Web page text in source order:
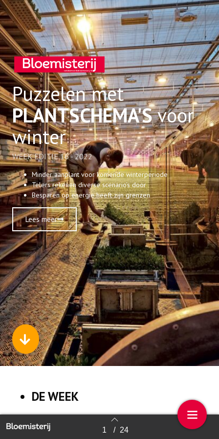
Back to index 1 / 24
Puzzelen met
PLANTSCHEMA'Svoor
winter
WEEK EDITIE 16 - 2022
Minder aanplant voor komende winterperiode
Telers rekenen diverse scenario’s door
Besparen op energie heeft zijn grenzen
Lees meer
DE WEEK